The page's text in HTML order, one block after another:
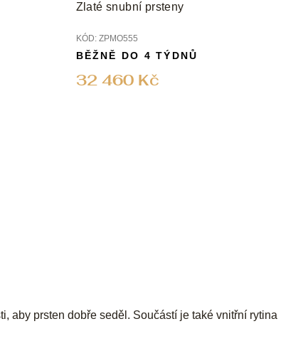
Zlaté snubní prsteny
KÓD: ZPMO555
32 460 Kč
BĚŽNĚ DO 4 TÝDNŮ
aby prsten dobře seděl. Součástí je také vnitřní rytina